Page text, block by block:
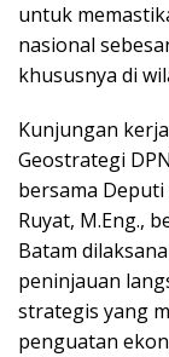
untuk
nasional
khususnya di
Kunjungan
Geostrategi
bersama Deputi
Ruyat, M.Eng.,
Batam
peninjauan
strategis yang
penguatan